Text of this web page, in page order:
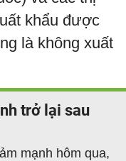
khẩu được
là không xuất
trở lại sau
mạnh hôm qua,